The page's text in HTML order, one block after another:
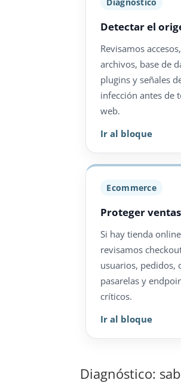
Detectar el
Revisamos accesos,
archivos, base de
plugins y señales
infección antes de
web.
Ir al bloque
Ecommerce
Proteger ventas
Si hay tienda
revisamos
usuarios, pedidos,
pasarelas y
críticos.
Ir al bloque
Diagnóstico: